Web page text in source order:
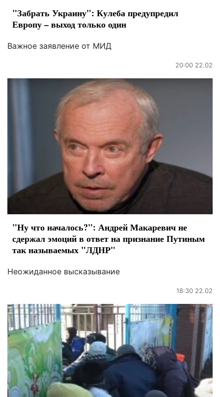
"Забрать Украину": Кулеба предупредил
Европу – выход только один
Важное заявление от МИД
20:00 22.02
"Ну что началось?": Андрей Макаревич не
сдержал эмоций в ответ на признание Путиным
так называемых "ЛДНР"
Неожиданное высказывание
18:30 22.02